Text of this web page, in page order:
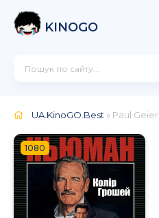
KINOGO
UA.KinoGO.Best » Paul Geier
1080